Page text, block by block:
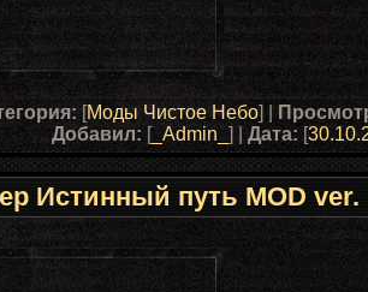
[Моды Чистое Небо] |
Добавил: [_Admin_ ] | Дата: [
Истинный путь MOD ver.